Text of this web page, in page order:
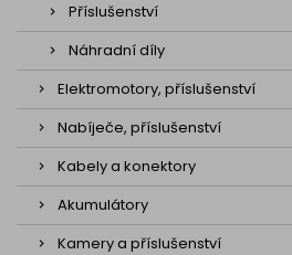
Příslušenství
Náhradní díly
Elektromotory, příslušenství
Nabíječe, příslušenství
Kabely a konektory
Akumulátory
Kamery a příslušenství